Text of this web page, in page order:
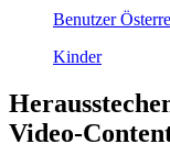
Benutzer
Kinder
Video-